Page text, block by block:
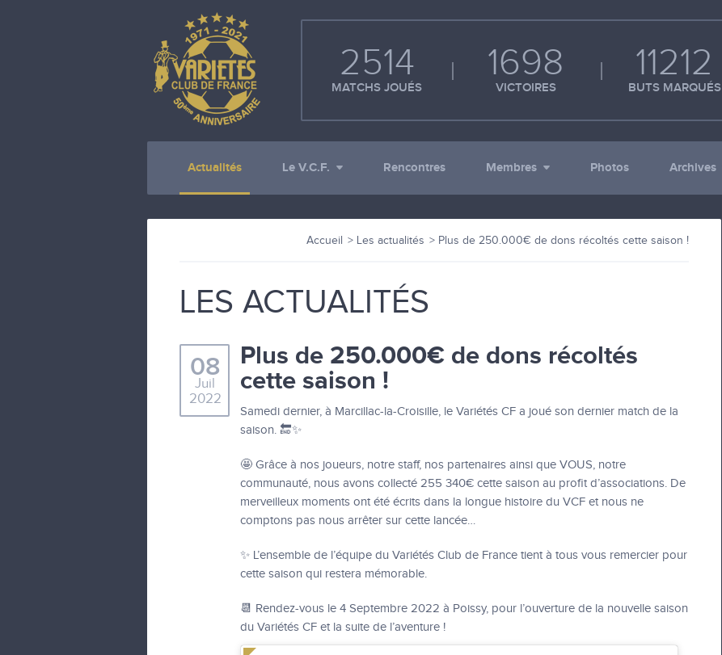
2514
MATCHS JOUÉS
1698
VICTOIRES
11212
BUTS MARQUÉS
Actualités Le V.C.F. Rencontres Membres Photos Archives
Accueil Les actualités Plus de 250.000€ de dons récoltés cette saison !
LES ACTUALITÉS
Plus de 250.000€ de dons récoltés
cette saison !
08
Juil
2022
Samedi dernier, à Marcillac-la-Croisille, le Variétés CF a joué son dernier match de la
saison. 🔚✨
🤩 Grâce à nos joueurs, notre staff, nos partenaires ainsi que VOUS, notre
communauté, nous avons collecté 255 340€ cette saison au profit d’associations. De
merveilleux moments ont été écrits dans la longue histoire du VCF et nous ne
comptons pas nous arrêter sur cette lancée…
✨ L’ensemble de l’équipe du Variétés Club de France tient à tous vous remercier pour
cette saison qui restera mémorable.
📆 Rendez-vous le 4 Septembre 2022 à Poissy, pour l’ouverture de la nouvelle saison
du Variétés CF et la suite de l’aventure !